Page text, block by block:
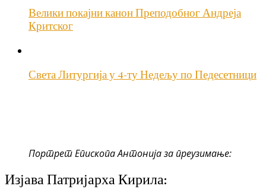
Велики покајни канон Преподобног Андреја
Критског
Света Литургија у 4-ту Недељу по Педесетници
Портрет Епископа Антонија за преузимање:
Изјава Патријарха Кирила: